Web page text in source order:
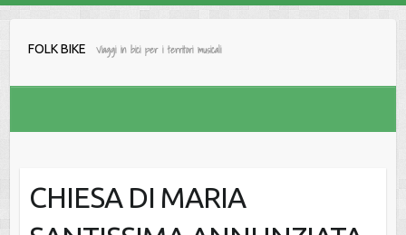
FOLK BIKE Viaggi in bici per i territori musicali
CHIESA DI MARIA